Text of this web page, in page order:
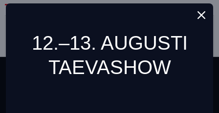
12.–13. AUGUSTI
TAEVASHOW